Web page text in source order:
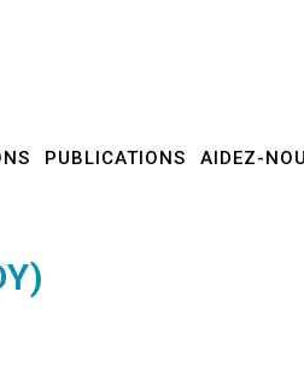
PUBLICATIONS AIDEZ-